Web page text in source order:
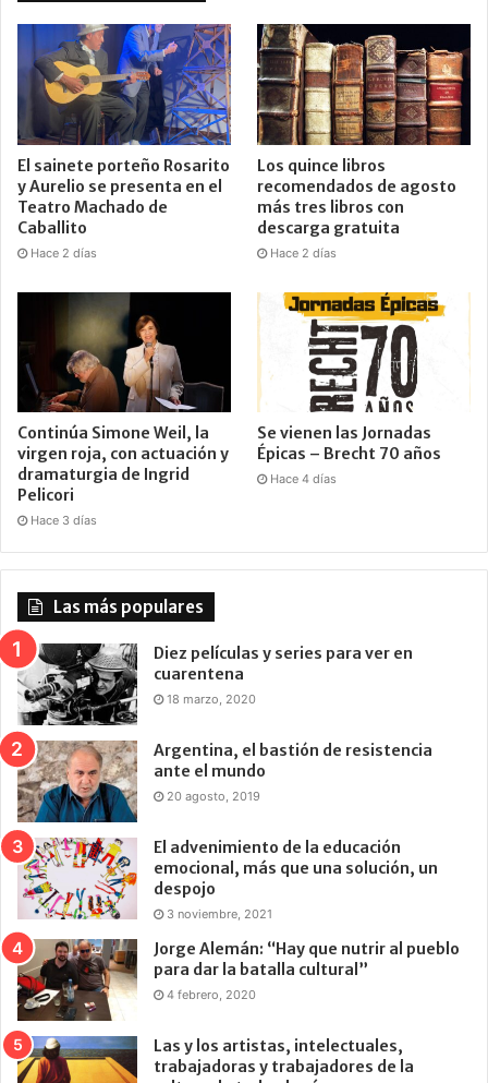
El sainete porteño Rosarito
y Aurelio se presenta en el
Teatro Machado de
Caballito
Hace 2 días
Los quince libros
recomendados de agosto
más tres libros con
descarga gratuita
Hace 2 días
Continúa Simone Weil, la
virgen roja, con actuación y
dramaturgia de Ingrid
Pelicori
Hace 3 días
Se vienen las Jornadas
Épicas – Brecht 70 años
Hace 4 días
Las más populares
Diez películas y series para ver en
cuarentena
18 marzo, 2020
Argentina, el bastión de resistencia
ante el mundo
20 agosto, 2019
El advenimiento de la educación
emocional, más que una solución, un
despojo
3 noviembre, 2021
Jorge Alemán: “Hay que nutrir al pueblo
para dar la batalla cultural”
4 febrero, 2020
Las y los artistas, intelectuales,
trabajadoras y trabajadores de la